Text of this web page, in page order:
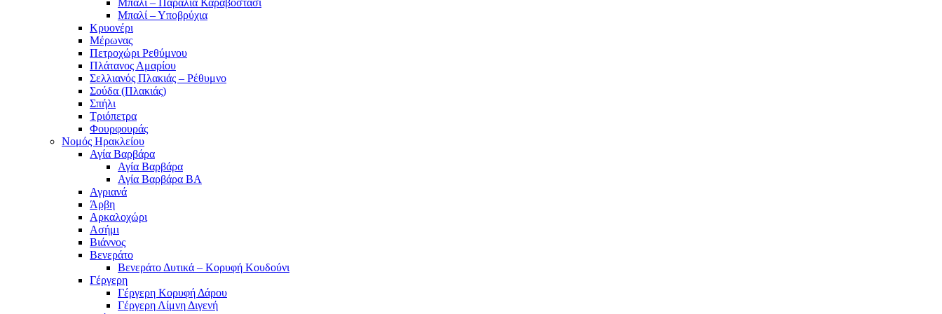
Μπαλί – Παραλία Καραβοστάσι
Μπαλί – Υποβρύχια
Κρυονέρι
Μέρωνας
Πετροχώρι Ρεθύμνου
Πλάτανος Αμαρίου
Σελλιανός Πλακιάς – Ρέθυμνο
Σούδα (Πλακιάς)
Σπήλι
Τριόπετρα
Φουρφουράς
Νομός Ηρακλείου
Αγία Βαρβάρα
Αγία Βαρβάρα
Αγία Βαρβάρα ΒΑ
Αγριανά
Άρβη
Αρκαλοχώρι
Ασήμι
Βιάννος
Βενεράτο
Βενεράτο Δυτικά – Κορυφή Κουδούνι
Γέργερη
Γέργερη Κορυφή Δάρου
Γέργερη Λίμνη Διγενή